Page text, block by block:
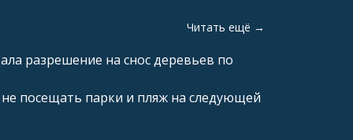
Читать ещё →
разрешение на снос деревьев по
посещать парки и пляж на следующей